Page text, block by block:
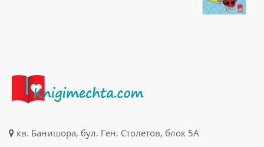
кв. Банишора, бул. Ген. Столетов, блок 5А